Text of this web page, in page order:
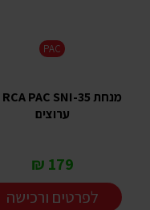
PAC
ערוצים
179 ₪
לפרטים ורכישה